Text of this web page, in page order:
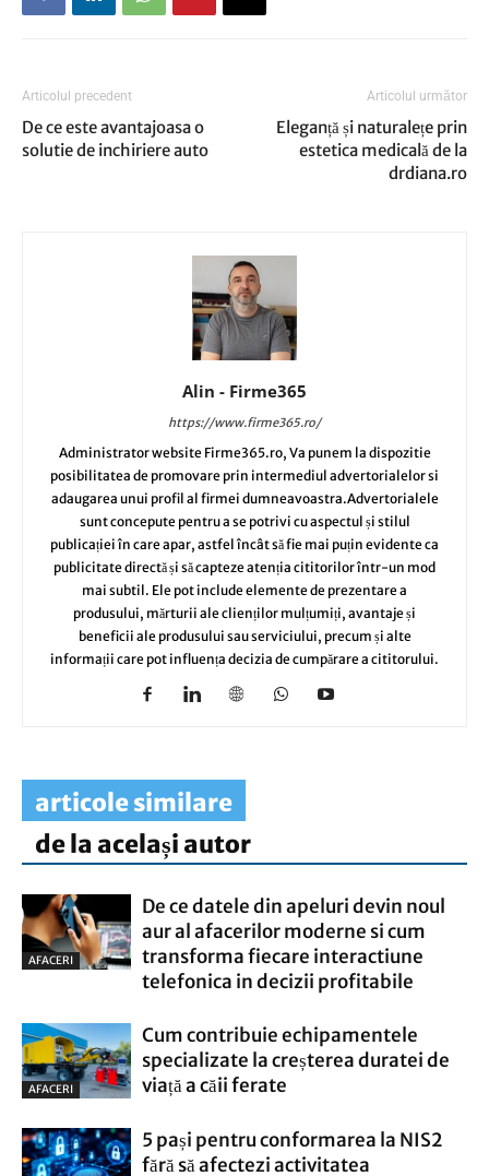
Articolul precedent
De ce este avantajoasa o
solutie de inchiriere auto
Articolul următor
Eleganță și naturalețe prin
estetica medicală de la
drdiana.ro
Alin - Firme365
https://www.firme365.ro/
Administrator website Firme365.ro, Va punem la dispozitie
posibilitatea de promovare prin intermediul advertorialelor si
adaugarea unui profil al firmei dumneavoastra.Advertorialele
sunt concepute pentru a se potrivi cu aspectul și stilul
publicației în care apar, astfel încât să fie mai puțin evidente ca
publicitate directă și să capteze atenția cititorilor într-un mod
mai subtil. Ele pot include elemente de prezentare a
produsului, mărturii ale clienților mulțumiți, avantaje și
beneficii ale produsului sau serviciului, precum și alte
informații care pot influența decizia de cumpărare a cititorului.
articole similare
de la același autor
AFACERI
De ce datele din apeluri devin noul
aur al afacerilor moderne si cum
transforma fiecare interactiune
telefonica in decizii profitabile
AFACERI
Cum contribuie echipamentele
specializate la creșterea duratei de
viață a căii ferate
5 pași pentru conformarea la NIS2
fără să afectezi activitatea